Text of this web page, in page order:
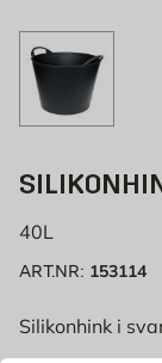
40L
ART.NR: 153114
Silikonhink i